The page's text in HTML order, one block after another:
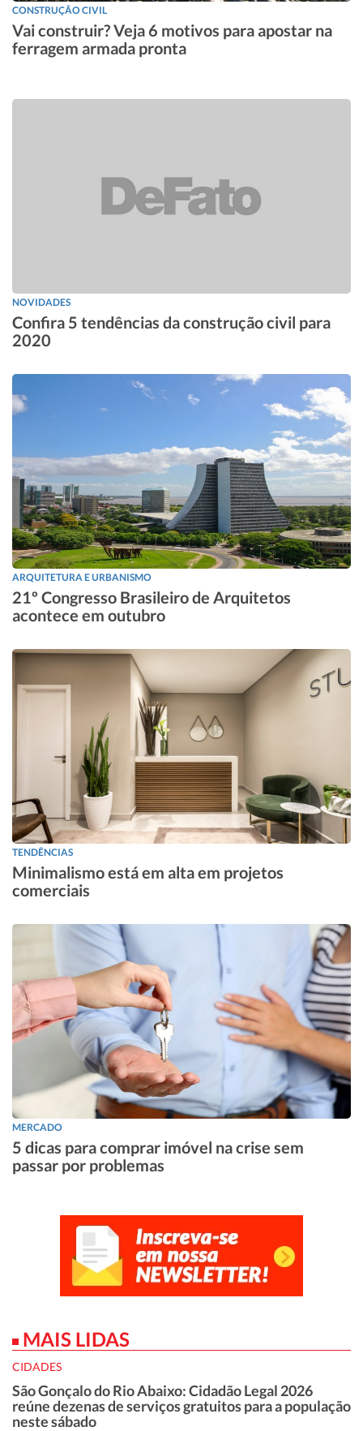
CONSTRUÇÃO CIVIL
Vai construir? Veja 6 motivos para apostar na
ferragem armada pronta
NOVIDADES
Confira 5 tendências da construção civil para
2020
ARQUITETURA E URBANISMO
21º Congresso Brasileiro de Arquitetos
acontece em outubro
TENDÊNCIAS
Minimalismo está em alta em projetos
comerciais
MERCADO
5 dicas para comprar imóvel na crise sem
passar por problemas
MAIS LIDAS
CIDADES
São Gonçalo do Rio Abaixo: Cidadão Legal 2026
reúne dezenas de serviços gratuitos para a população
neste sábado